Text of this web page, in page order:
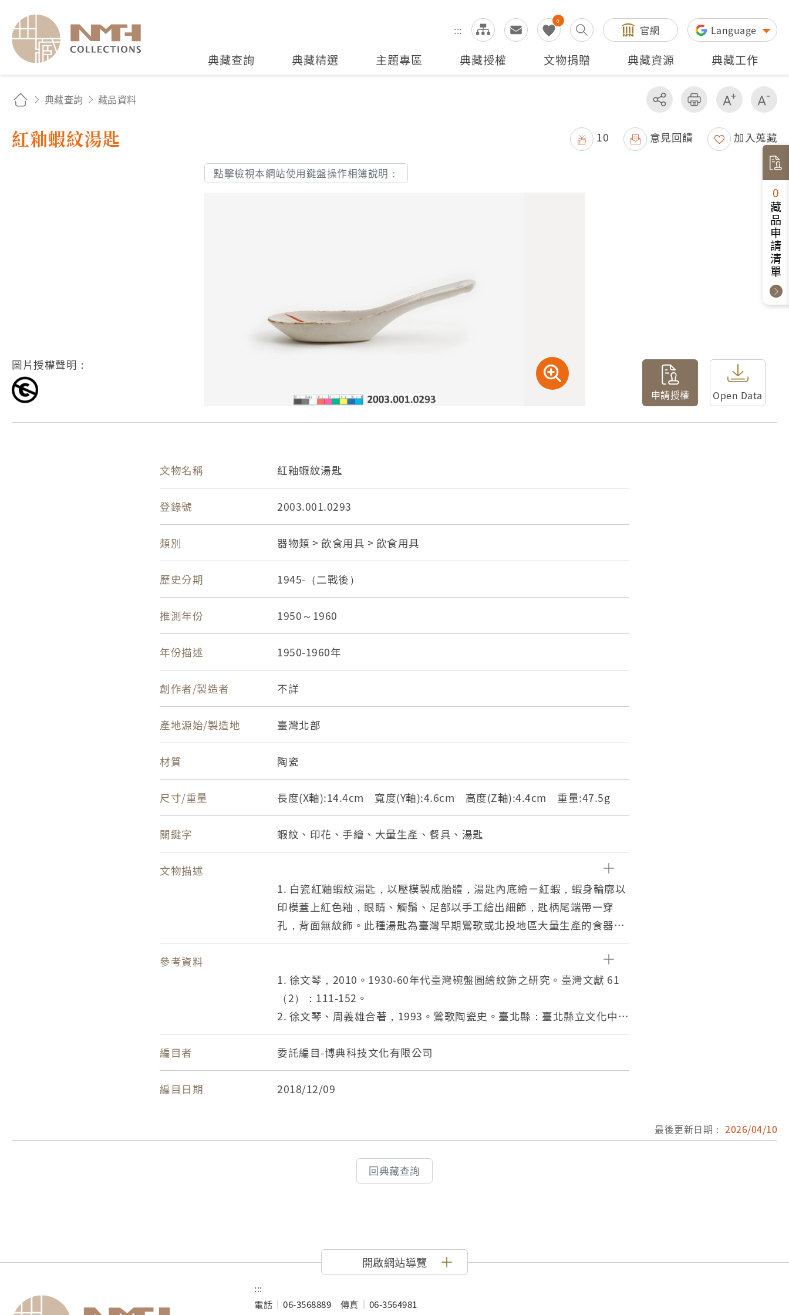
:::
0
全站搜尋 官網 Language
典藏查詢 典藏精選 主題專區 典藏授權 文物捐贈 典藏資源 典藏工作
典藏查詢 藏品資料 分享 友善列印 增加字級
紅釉蝦紋湯匙 10 意見回饋 加入蒐藏
點擊檢視本網站使用鍵盤操作相簿說明：
申請授權 Open Data
圖片授權聲明：
文物名稱 紅釉蝦紋湯匙
登錄號 2003.001.0293
類別 器物類 > 飲食用具 > 飲食用具
歷史分期 1945-（二戰後）
推測年份 1950～1960
年份描述 1950-1960年
創作者/製造者 不詳
產地源始/製造地 臺灣北部
材質 陶瓷
尺寸/重量 長度(X軸):14.4cm 寬度(Y軸):4.6cm 高度(Z軸):4.4cm 重量:47.5g
關鍵字 蝦紋、印花、手繪、大量生產、餐具、湯匙
文物描述
1. 白瓷紅釉蝦紋湯匙，以壓模製成胎體，湯匙內底繪ㄧ紅蝦，蝦身輪廓以
印模蓋上紅色釉，眼睛、觸鬚、足部以手工繪出細節，匙柄尾端帶一穿
孔，背面無紋飾。此種湯匙為臺灣早期鶯歌或北投地區大量生產的食器。
2. 蝦紋湯匙為臺灣早期鶯歌或北投地區大量生產的食器。蝦紋常見於臺灣
早期陶瓷製湯匙裝飾，餐桌上有魚有蝦，象徵富裕，此外，蝦的腰呈鎧
形，而又能自由彎曲，並有很大的跳動力，有時來運轉與順利之寓意。這
類身體彎曲，兩足前張，長鬚向後仰的蝦圖稱為「彎彎順」，是湯匙上蝦
紋的標準樣式。
3.柄端有孔的湯匙是由林葆家研發，用吊燒的方法，提高生產效率，亦讓
湯池底部易於上釉，增加精緻度。
參考資料
1. 徐文琴，2010。1930-60年代臺灣碗盤圖繪紋飾之研究。臺灣文獻 61
（2）：111-152。
2. 徐文琴、周義雄合著，1993。鶯歌陶瓷史。臺北縣：臺北縣立文化中心
出版。
3. 陳新上，2002。阿嬤硘仔─館藏臺灣日用陶瓷。臺北縣：鶯歌陶瓷博物
館。
4. 野崎誠近原著，古亭書屋編譯，1987。中國吉祥圖案。臺北：眾文圖書
荷蘭老磁磚展。臺北縣：鶯歌陶瓷博物館。
6.楊儀靜、陳亭君、陳美秀主筆，2011。窯藝藏珍：臺灣特色陶瓷工藝文
化(下)。南投縣:臺灣工藝研發中心出版。
編目者 委託編目-博典科技文化有限公司
編目日期 2018/12/09
最後更新日期： 2026/04/10
回典藏查詢
開啟網站導覽
:::
電話
06-3568889 傳真
06-3564981
0
藏品申請清單